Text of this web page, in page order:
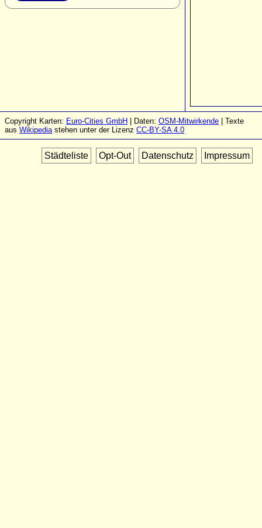
Copyright Karten: Euro-Cities GmbH | Daten: OSM-Mitwirkende | Texte
aus Wikipediastehen unter der Lizenz CC-BY-SA 4.0
Städteliste Opt-Out Datenschutz Impressum